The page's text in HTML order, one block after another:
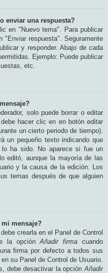
enviar una respuesta?
en "Nuevo tema". Para publicar
"Enviar respuesta". Seguramente
y responder. Abajo de cada
Ejemplo: Puede publicar
etc.
solo puede borrar o editar
hacer clic en en botón editar
un cierto periodo de tiempo).
un pequeño texto indicando que
ha sido. No aparece si fue un
editó, aunque la mayoría de las
y la causa de la edición. Los
temas después de que alguien
mensaje?
crearla en el Panel de Control
la opciónAñadir firma cuando
firma por defecto a todos sus
su Panel de Control de Usuario.
debe desactivar la opciónAñadir